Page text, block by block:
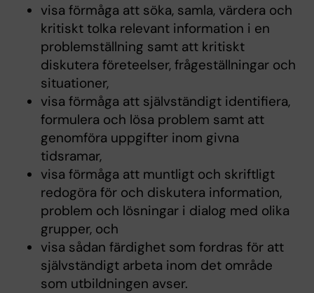
visa förmåga att söka, samla, värdera och
kritiskt tolka relevant information i en
problemställning samt att kritiskt
diskutera företeelser, frågeställningar och
situationer,
visa förmåga att självständigt identifiera,
formulera och lösa problem samt att
genomföra uppgifter inom givna
tidsramar,
visa förmåga att muntligt och skriftligt
redogöra för och diskutera information,
problem och lösningar i dialog med olika
grupper, och
visa sådan färdighet som fordras för att
självständigt arbeta inom det område
som utbildningen avser.